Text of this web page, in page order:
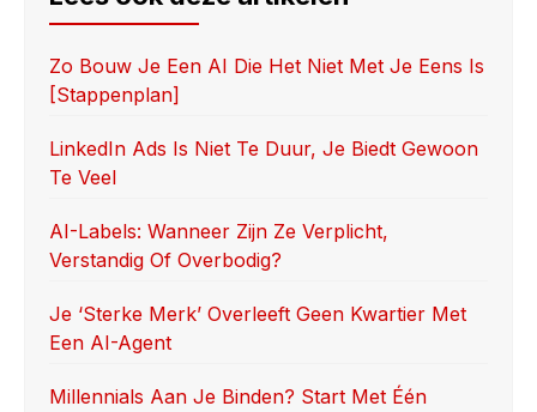
b
o
o
k
d
o
n
Zo Bouw Je Een AI Die Het Niet Met Je Eens Is
[stappenplan]
LinkedIn Ads Is Niet Te Duur, Je Biedt Gewoon
Te Veel
AI-Labels: Wanneer Zijn Ze Verplicht,
Verstandig Of Overbodig?
Je ‘sterke Merk’ Overleeft Geen Kwartier Met
Een AI-Agent
Millennials Aan Je Binden? Start Met Één